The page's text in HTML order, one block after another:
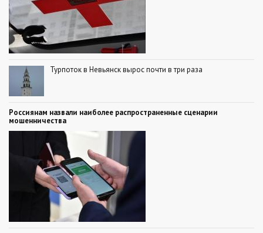
Турпоток в Невьянск вырос почти в три раза
Россиянам назвали наиболее распространенные сценарии
мошенничества